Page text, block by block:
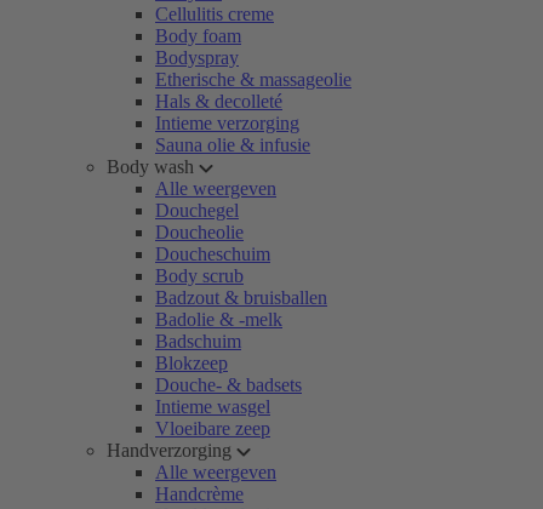
Cellulitis creme
Body foam
Bodyspray
Etherische & massageolie
Hals & decolleté
Intieme verzorging
Sauna olie & infusie
Body wash
Alle weergeven
Douchegel
Doucheolie
Doucheschuim
Body scrub
Badzout & bruisballen
Badolie & -melk
Badschuim
Blokzeep
Douche- & badsets
Intieme wasgel
Vloeibare zeep
Handverzorging
Alle weergeven
Handcrème